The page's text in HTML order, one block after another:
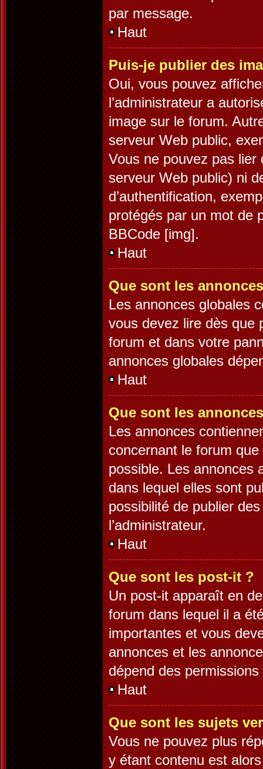
par message.
Haut
Puis-je publier des
Oui, vous pouvez
l’administrateur a
image sur le forum.
serveur Web public,
Vous ne pouvez pas lier
serveur Web public) ni
d’authentification,
protégés par un mot de
BBCode [img].
Haut
Que sont les
Les annonces globales
vous devez lire dès que
forum et dans votre
annonces globales
Haut
Que sont les
Les annonces
concernant le forum
possible. Les annonces
dans lequel elles sont
possibilité de publier
l’administrateur.
Haut
Que sont les post-it ?
Un post-it apparaît en
forum dans lequel il a
importantes et vous
annonces et les
dépend des
Haut
Que sont les sujets
Vous ne pouvez plus
y étant contenu est